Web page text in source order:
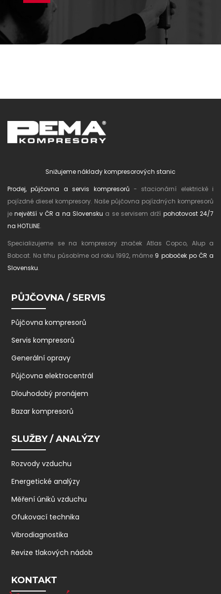
Snižujeme náklady kompresorových stanic
Prodej, půjčovna a servis kompresorů - stacionární elektrické i
pojízdné diesel kompresory. Naše půjčovna pojízdných kompresorů
jenejvětší v ČR a na Slovensku a se servisem drží pohotovost 24/7
na HOTLINE.
Specializujeme se na kompresory značek Atlas Copco, Alup a
Bobcat. Na trhu působíme od roku 1992, máme 9 poboček po ČR a
Slovensku.
PŮJČOVNA / SERVIS
Půjčovna kompresorů
Servis kompresorů
Generální opravy
Půjčovna elektrocentrál
Dlouhodobý pronájem
Bazar kompresorů
SLUŽBY / ANALÝZY
Rozvody vzduchu
Energetické analýzy
Měření úniků vzduchu
Ofukovací technika
Vibrodiagnostika
Revize tlakových nádob
KONTAKT